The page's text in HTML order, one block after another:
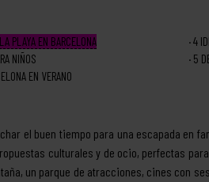
PLAYA EN BARCELONA
NIÑOS
EN VERANO
4
5
el buen tiempo para una escapada en
culturales y de ocio, perfectas
un parque de atracciones, cines con